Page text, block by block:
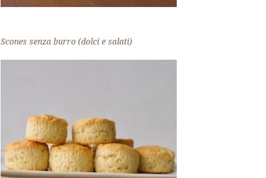
Scones senza burro (dolci e salati)